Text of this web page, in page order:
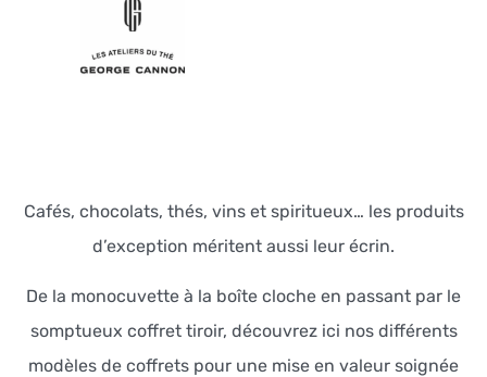
Cafés, chocolats, thés, vins et spiritueux… les produits
d’exception méritent aussi leur écrin.
De la monocuvette à la boîte cloche en passant par le
somptueux coffret tiroir, découvrez ici nos différents
modèles de coffrets pour une mise en valeur soignée